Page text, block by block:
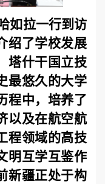
如拉一行到访
绍了学校发展
塔什干国立技
最悠久的大学
程中，培养了
以及在航空航
程领域的高技
明互学互鉴作
新疆正处于构